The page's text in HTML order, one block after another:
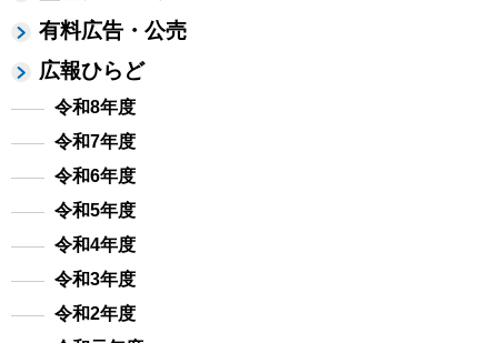
有料広告・公売
広報ひらど
令和8年度
令和7年度
令和6年度
令和5年度
令和4年度
令和3年度
令和2年度